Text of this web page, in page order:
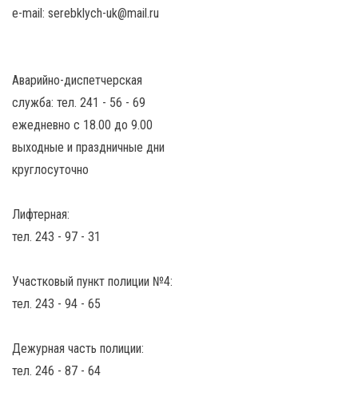
e-mail: serebklych-uk@mail.ru
Аварийно-диспетчерская
служба: тел. 241 - 56 - 69
ежедневно с 18.00 до 9.00
выходные и праздничные дни
круглосуточно
Лифтерная:
тел. 243 - 97 - 31
Участковый пункт полиции №4:
тел. 243 - 94 - 65
Дежурная часть полиции:
тел. 246 - 87 - 64